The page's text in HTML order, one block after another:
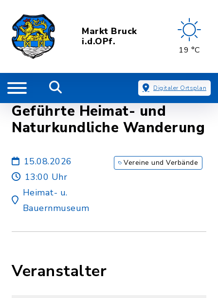
Markt Bruck
i.d.OPf.
19 °C
Digitaler Ortsplan
Geführte Heimat- und
Naturkundliche Wanderung
15.08.2026
13:00 Uhr
Heimat- u.
Bauernmuseum
Vereine und Verbände
Veranstalter